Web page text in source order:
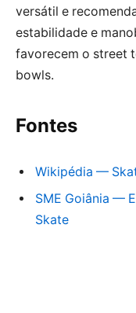
versátil e
estabilidade e
favorecem o street
bowls.
Fontes
Wikipédia —
SME Goiânia —
Skate